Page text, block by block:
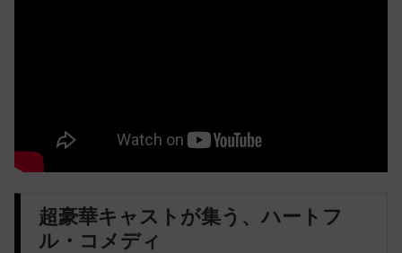
超豪華キャストが集う、ハートフ
ル・コメディ